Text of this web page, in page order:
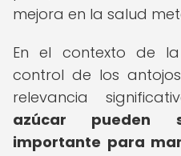
mejora en la salud
En el contexto de
control de los
relevancia
azúcar pueden
importante para